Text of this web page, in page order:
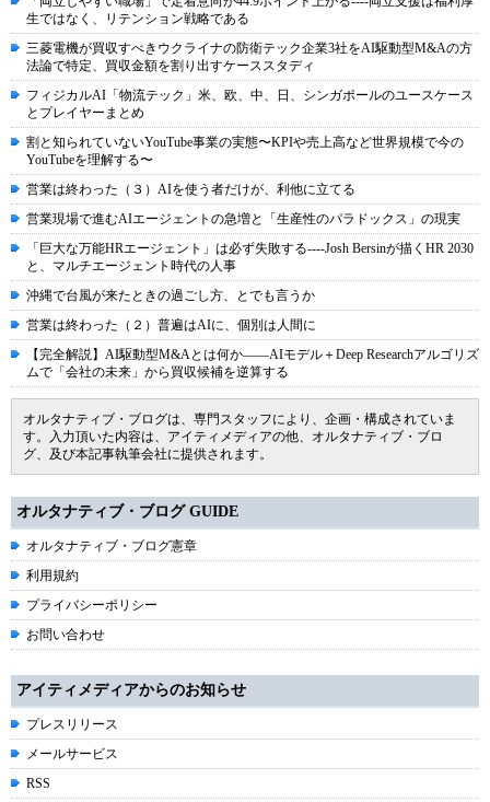
生ではなく、リテンション戦略である
三菱電機が買収すべきウクライナの防衛テック企業3社をAI駆動型M&Aの方
法論で特定、買収金額を割り出すケーススタディ
フィジカルAI「物流テック」米、欧、中、日、シンガポールのユースケース
とプレイヤーまとめ
割と知られていないYouTube事業の実態〜KPIや売上高など世界規模で今の
YouTubeを理解する〜
営業は終わった（３）AIを使う者だけが、利他に立てる
営業現場で進むAIエージェントの急増と「生産性のパラドックス」の現実
「巨大な万能HRエージェント」は必ず失敗する----Josh Bersinが描くHR 2030
と、マルチエージェント時代の人事
沖縄で台風が来たときの過ごし方、とでも言うか
営業は終わった（２）普遍はAIに、個別は人間に
【完全解説】AI駆動型M&Aとは何か――AIモデル＋Deep Researchアルゴリズ
ムで「会社の未来」から買収候補を逆算する
オルタナティブ・ブログは、専門スタッフにより、企画・構成されていま
す。入力頂いた内容は、アイティメディアの他、オルタナティブ・ブロ
グ、及び本記事執筆会社に提供されます。
オルタナティブ・ブログ GUIDE
オルタナティブ・ブログ憲章
利用規約
プライバシーポリシー
お問い合わせ
アイティメディアからのお知らせ
プレスリリース
メールサービス
RSS